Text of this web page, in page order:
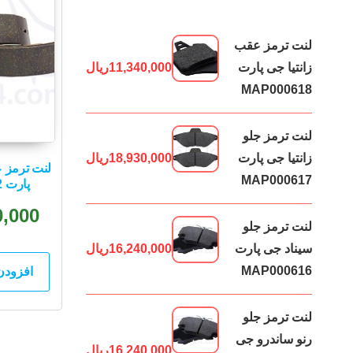
لنت ترمز
پارت MAP000572
لنت ترمز عقب
زانتیا جی پارت
MAP000618
11,340,000ریال
لنت ترمز جلو
زانتیا جی پارت
MAP000617
18,930,000ریال
لنت ترمز جلو
سیناد جی پارت
MAP000616
16,240,000ریال
لنت ترمز جلو
رنو ساندرو جی
16,240,000ریال